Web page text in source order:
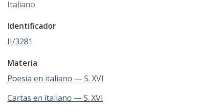
Italiano
Identificador
II/3281
Materia
Poesía en italiano — S. XVI
Cartas en italiano — S. XVI